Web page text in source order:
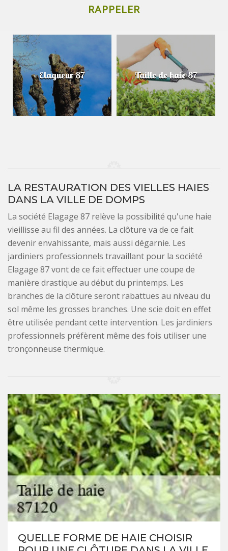
Elagueur 87 Taille de haie 87
LA RESTAURATION DES VIELLES HAIES
DANS LA VILLE DE DOMPS
La société Elagage 87 relève la possibilité qu'une haie
vieillisse au fil des années. La clôture va de ce fait
devenir envahissante, mais aussi dégarnie. Les
jardiniers professionnels travaillant pour la société
Elagage 87 vont de ce fait effectuer une coupe de
manière drastique au début du printemps. Les
branches de la clôture seront rabattues au niveau du
sol même les grosses branches. Une scie doit en effet
être utilisée pendant cette intervention. Les jardiniers
professionnels préfèrent même des fois utiliser une
tronçonneuse thermique.
QUELLE FORME DE HAIE CHOISIR